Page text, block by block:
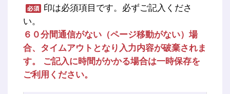
印は必須項目です。必ずご記入くださ
い。
６０分間通信がない（ページ移動がない）場
合、タイムアウトとなり入力内容が破棄されま
す。 ご記入に時間がかかる場合は一時保存を
ご利用ください。